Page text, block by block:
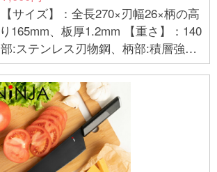
【サイズ】：全長270×刃幅26×柄の高
165mm、板厚1.2mm 【重さ】：140
:ステンレス刃物鋼、柄部:積層強化
レススチール